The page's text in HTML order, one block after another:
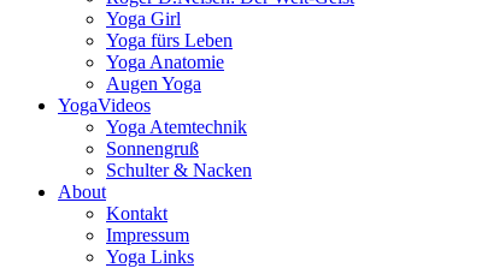
Yoga Girl
Yoga fürs Leben
Yoga Anatomie
Augen Yoga
YogaVideos
Yoga Atemtechnik
Sonnengruß
Schulter & Nacken
About
Kontakt
Impressum
Yoga Links